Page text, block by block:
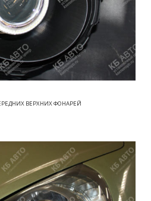
ВЕРХНИХ ФОНАРЕЙ